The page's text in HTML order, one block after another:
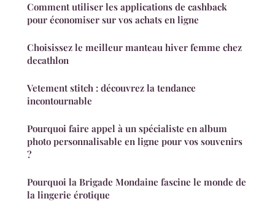
Comment utiliser les applications de cashback
pour économiser sur vos achats en ligne
Choisissez le meilleur manteau hiver femme chez
decathlon
Vetement stitch : découvrez la tendance
incontournable
Pourquoi faire appel à un spécialiste en album
photo personnalisable en ligne pour vos souvenirs
?
Pourquoi la Brigade Mondaine fascine le monde de
la lingerie érotique